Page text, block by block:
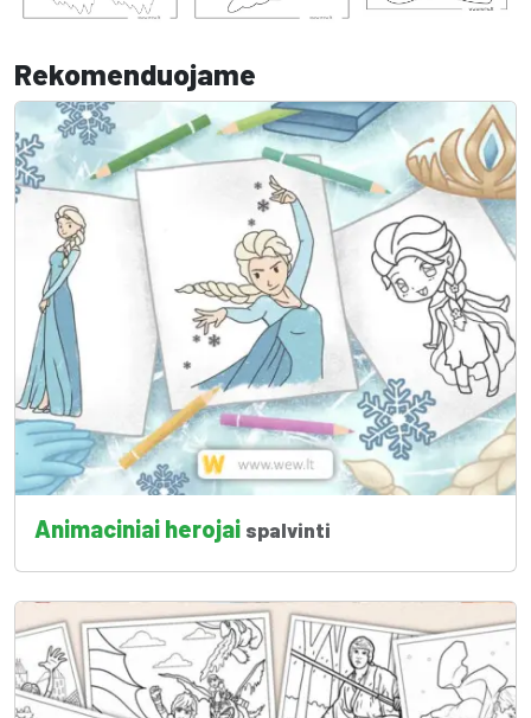
Rekomenduojame
Animaciniai herojai spalvinti